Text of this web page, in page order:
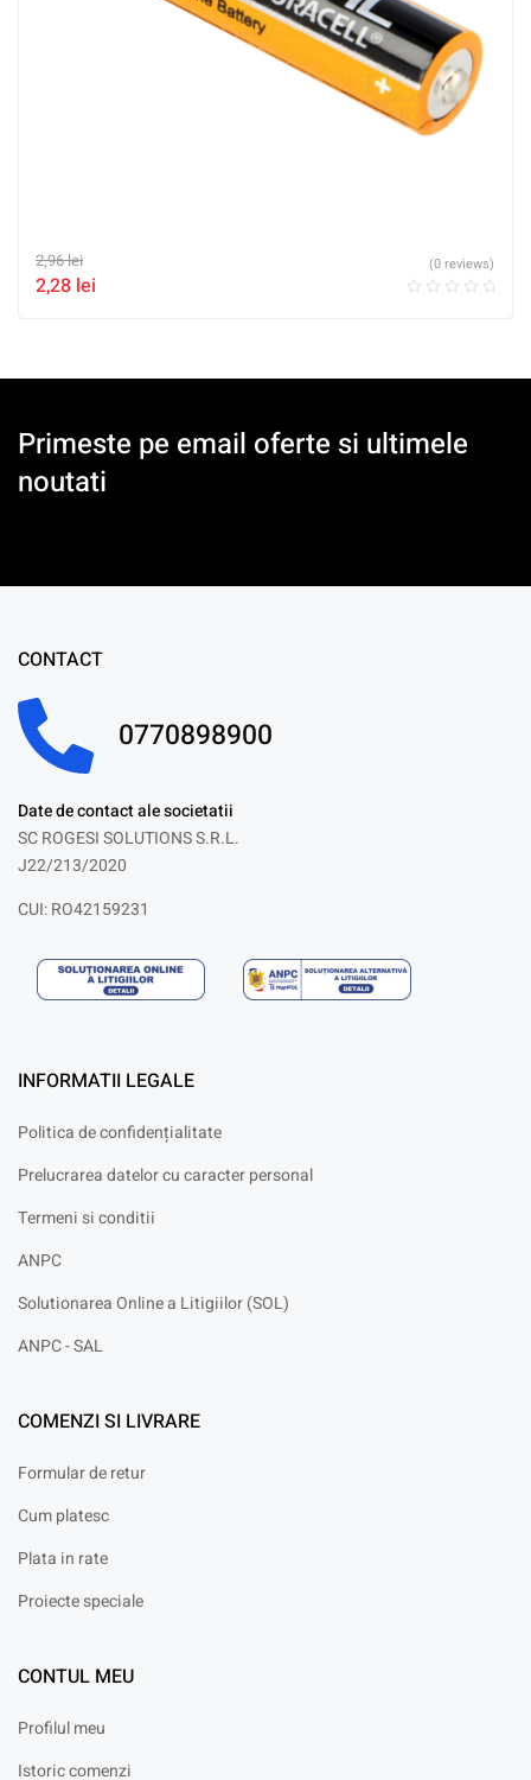
2,96lei
2,28 lei
(0 reviews)
Primeste pe email oferte si ultimele
noutati
CONTACT
0770898900
Date de contact ale societatii
SC ROGESI SOLUTIONS S.R.L.
J22/213/2020
CUI: RO42159231
INFORMATII LEGALE
Politica de confidențialitate
Prelucrarea datelor cu caracter personal
Termeni si conditii
ANPC
Solutionarea Online a Litigiilor (SOL)
ANPC - SAL
COMENZI SI LIVRARE
Formular de retur
Cum platesc
Plata in rate
Proiecte speciale
CONTUL MEU
Profilul meu
Istoric comenzi